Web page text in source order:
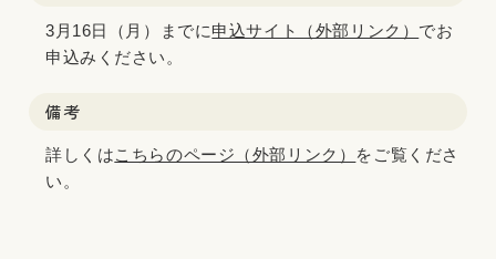
3月16日（月）までに申込サイト（外部リンク） でお
申込みください。
備考
詳しくはこちらのページ（外部リンク） をご覧くださ
い。